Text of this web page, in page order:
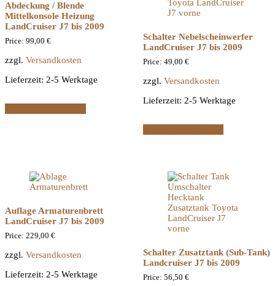
Abdeckung / Blende
Mittelkonsole Heizung
LandCruiser J7 bis 2009
Price: 99,00 €
zzgl. Versandkosten
Lieferzeit: 2-5 Werktage
Schalter Nebelscheinwerfer
LandCruiser J7 bis 2009
Price: 49,00 €
zzgl. Versandkosten
Lieferzeit: 2-5 Werktage
Auflage Armaturenbrett
LandCruiser J7 bis 2009
Price: 229,00 €
zzgl. Versandkosten
Lieferzeit: 2-5 Werktage
Schalter Zusatztank (Sub-Tank)
Landcruiser J7 bis 2009
Price: 56,50 €